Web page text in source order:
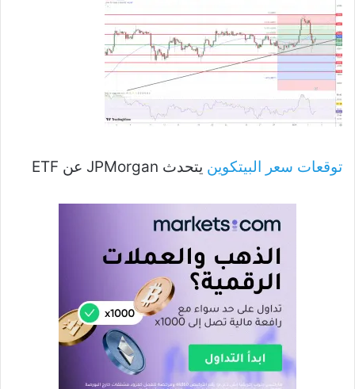
توقعات سعر البيتكوين يتحدث JPMorgan عن ETF